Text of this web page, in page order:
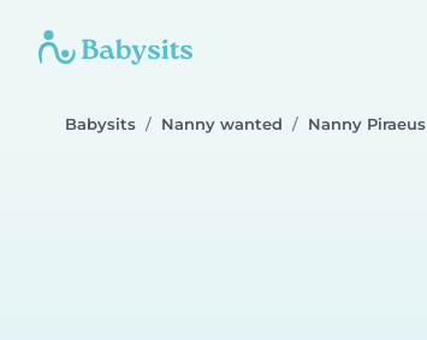
Babysits Nanny wanted Nanny Piraeus